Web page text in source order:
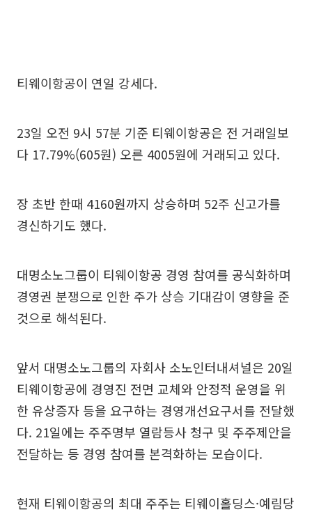
티웨이항공이 연일 강세다.
23일 오전 9시 57분 기준 티웨이항공은 전 거래일보
다 17.79%(605원) 오른 4005원에 거래되고 있다.
장 초반 한때 4160원까지 상승하며 52주 신고가를
경신하기도 했다.
대명소노그룹이 티웨이항공 경영 참여를 공식화하며
경영권 분쟁으로 인한 주가 상승 기대감이 영향을 준
것으로 해석된다.
앞서 대명소노그룹의 자회사 소노인터내셔널은 20일
티웨이항공에 경영진 전면 교체와 안정적 운영을 위
한 유상증자 등을 요구하는 경영개선요구서를 전달했
다. 21일에는 주주명부 열람등사 청구 및 주주제안을
전달하는 등 경영 참여를 본격화하는 모습이다.
현재 티웨이항공의 최대 주주는 티웨이홀딩스·예림당